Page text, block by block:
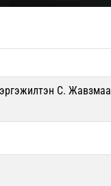
С.